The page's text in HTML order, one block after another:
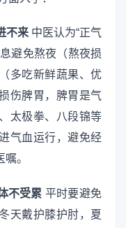
不来中医认为“正气
避免熬夜（熬夜损
多吃新鲜蔬果、优
伤脾胃，脾胃是气
太极拳、八段锦等
气血运行，避免经
。
不受累 平时要避免
天戴护膝护肘，夏